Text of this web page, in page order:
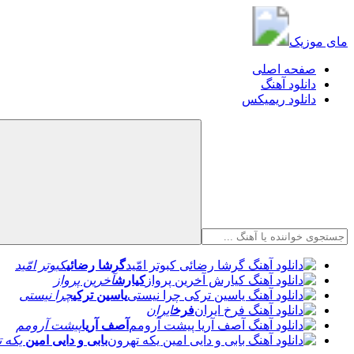
مای موزیک
صفحه اصلی
دانلود آهنگ
دانلود ریمیکس
گرشا رضائیکبوتر امّید
کیارشآخرین پرواز
یاسین ترکیچرا نیستی
فرخایران
آصف آریاپیشت آرومم
بابی و دایی امین یکه